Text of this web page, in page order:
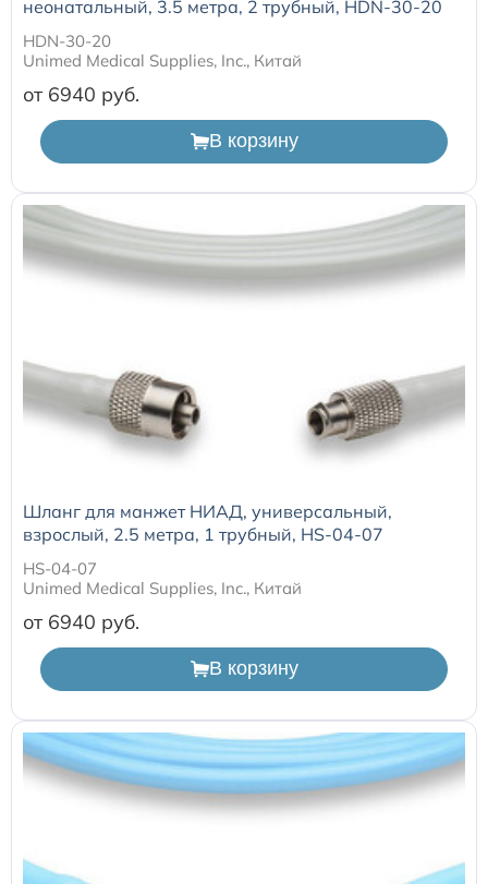
неонатальный, 3.5 метра, 2 трубный, HDN-30-20
HDN-30-20
Unimed Medical Supplies, Inc., Китай
от 6940
В корзину
Шланг для манжет НИАД, универсальный,
взрослый, 2.5 метра, 1 трубный, HS-04-07
HS-04-07
Unimed Medical Supplies, Inc., Китай
от 6940
В корзину